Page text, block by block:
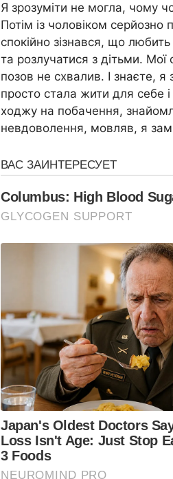
Я зрозуміти не могла, чому
Потім із чоловіком серйозно
спокійно зізнався, що
та розлучатися з дітьми.
позов не схвалив. І знаєте,
просто стала жити для себе
ходжу на побачення,
невдоволення, мовляв, я